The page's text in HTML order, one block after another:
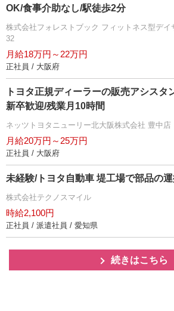
OK/食事介助なし/駅徒歩2分
株式会社フォレストブック フィットネス型デイ
32
月給18万円～22万円
正社員 / 大阪府
トヨタ正規ディーラーの販売アシスタ
新卒歓迎/残業月10時間
ネッツトヨタニューリー北大阪株式会社 豊中店
月給20万円～25万円
正社員 / 大阪府
未経験/トヨタ自動車 堤工場で部品の
株式会社テクノスマイル
時給2,100円
正社員 / 派遣社員 / 愛知県
続きはこちら